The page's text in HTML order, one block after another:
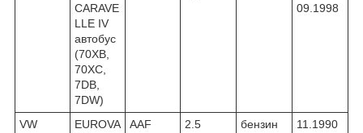
CARAVE
LLE IV
автобус
(70XB,
70XC,
7DB,
7DW)
09.1998
VW
EUROVA
AAF 2.5 бензин
11.1990